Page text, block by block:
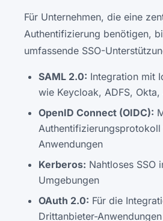
Für Unternehmen, die eine
Authentifizierung benötigen,
umfassende SSO-
SAML 2.0: Integration mit
wie Keycloak, ADFS, Okta,
OpenID Connect (OIDC):
Anwendungen
Kerberos: Nahtloses SSO
Umgebungen
OAuth 2.0: Für die
Drittanbieter-Anwendungen